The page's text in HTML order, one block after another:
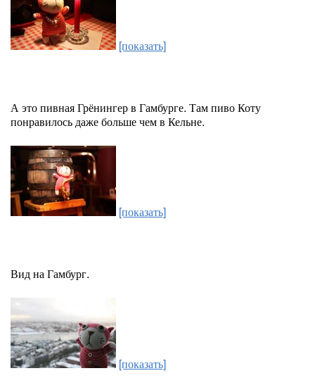
[показать]
А это пивная Грёнингер в Гамбурге. Там пиво Коту
понравилось даже больше чем в Кельне.
[показать]
Вид на Гамбург.
[показать]